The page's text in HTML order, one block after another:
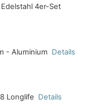
4er-Set
- Aluminium Details
Longlife Details